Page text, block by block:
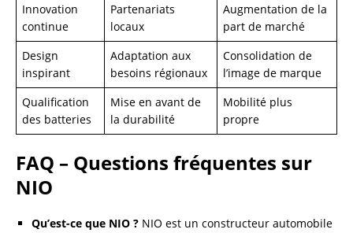
Innovation
continue
Partenariats
locaux
Augmentation de la
part de marché
Design
inspirant
Adaptation aux
besoins régionaux
Consolidation de
l’image de marque
Qualification
des batteries
Mise en avant de
la durabilité
Mobilité plus
propre
FAQ – Questions fréquentes sur
NIO
Qu’est-ce que NIO ? NIO est un constructeur automobile